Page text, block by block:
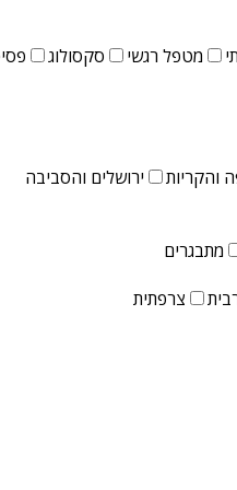
מטפל רגשי סקסולוג
והקריות ירושלים והסביבה
מתבגרים
צרפתית